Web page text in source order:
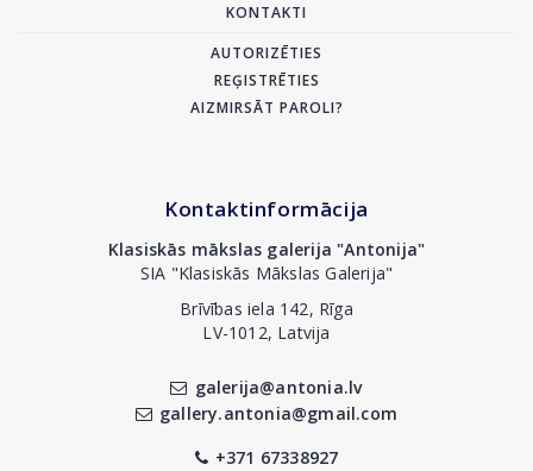
KONTAKTI
AUTORIZĒTIES
REĢISTRĒTIES
AIZMIRSĀT PAROLI?
Kontaktinformācija
Klasiskās mākslas galerija "Antonija"
SIA "Klasiskās Mākslas Galerija"
Brīvības iela 142, Rīga
LV-1012, Latvija
galerija@antonia.lv
gallery.antonia@gmail.com
+371 67338927